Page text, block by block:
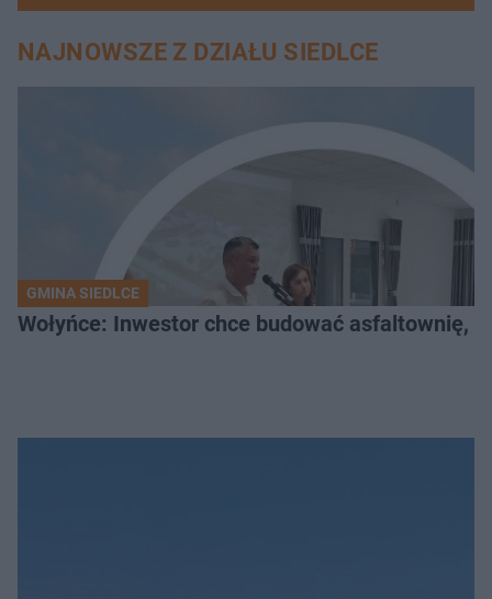
NAJNOWSZE Z DZIAŁU SIEDLCE
GMINA SIEDLCE
Wołyńce: Inwestor chce budować asfaltownię,